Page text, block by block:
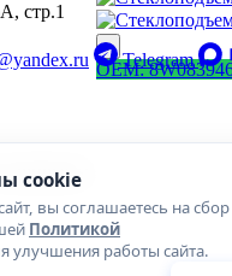
›
OEM:
стр.1
Telegram
cookie
вы соглашаетесь на
Политикой
улучшения работы сайта.